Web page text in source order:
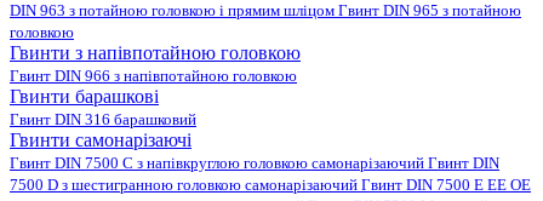
DIN 963 з потайною головкою і прямим шліцом Гвинт DIN 965 з потайною
головкою
Гвинти з напівпотайною головкою
Гвинт DIN 966 з напівпотайною головкою
Гвинти барашкові
Гвинт DIN 316 барашковий
Гвинти самонарізаючі
Гвинт DIN 7500 C з напівкруглою головкою самонарізаючий Гвинт DIN
7500 D з шестигранною головкою самонарізаючий Гвинт DIN 7500 E EE OE